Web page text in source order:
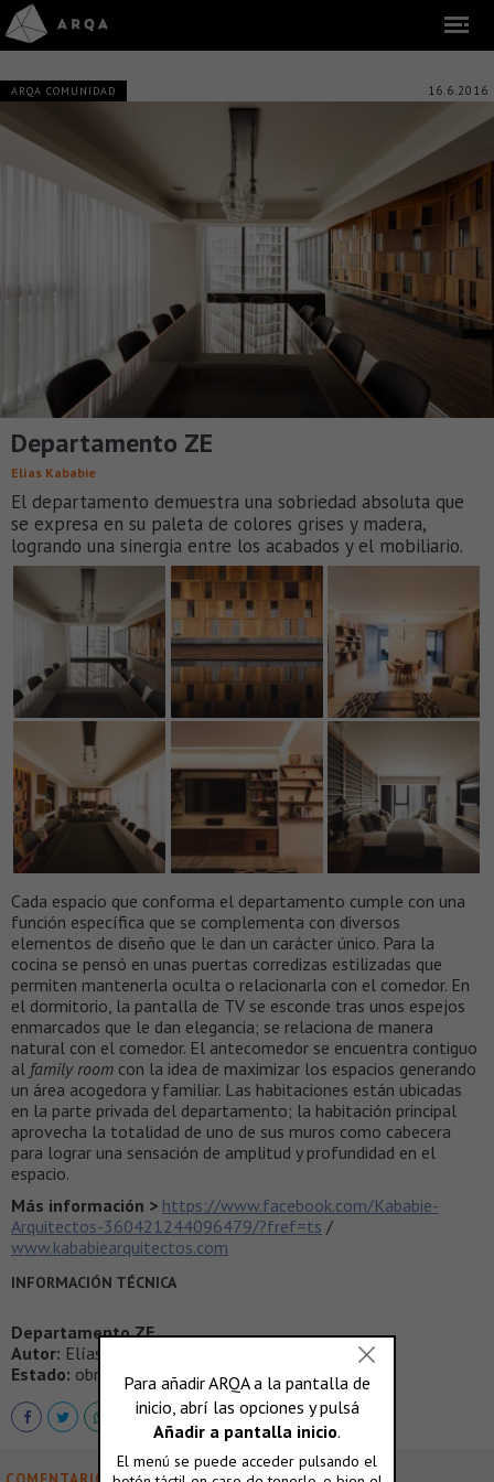
ARQA COMUNIDAD 16.6.2016
Departamento ZE
Elías Kababie
El departamento demuestra una sobriedad absoluta que
se expresa en su paleta de colores grises y madera,
logrando una sinergia entre los acabados y el mobiliario.
Cada espacio que conforma el departamento cumple con una
función específica que se complementa con diversos
elementos de diseño que le dan un carácter único. Para la
cocina se pensó en unas puertas corredizas estilizadas que
permiten mantenerla oculta o relacionarla con el comedor. En
el dormitorio, la pantalla de TV se esconde tras unos espejos
enmarcados que le dan elegancia; se relaciona de manera
natural con el comedor. El antecomedor se encuentra contiguo
al family room con la idea de maximizar los espacios generando
un área acogedora y familiar. Las habitaciones están ubicadas
en la parte privada del departamento; la habitación principal
aprovecha la totalidad de uno de sus muros como cabecera
para lograr una sensación de amplitud y profundidad en el
espacio.
Más información > https://www.facebook.com/Kababie-
Arquitectos-360421244096479/?fref=ts /
www.kababiearquitectos.com
INFORMACIÓN TÉCNICA
Departamento ZE
Autor: Elías Kababie
Estado: obra realizada